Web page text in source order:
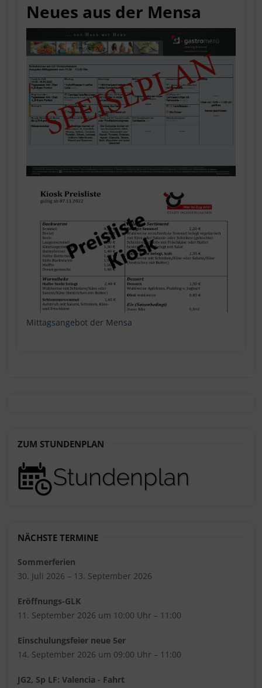
Neues aus der Mensa
Mittagsangebot der Mensa
ZUM STUNDENPLAN
NÄCHSTE TERMINE
Sommerferien
30. Juli 2026 – 13. September 2026
Eröffnungs-GLK
11. September 2026 um 10:00 Uhr – 11:00
Einschulungsfeier neue 5er
14. September 2026 um 09:00 Uhr – 11:00
JG2, Sp LF: Valencia - Fahrt